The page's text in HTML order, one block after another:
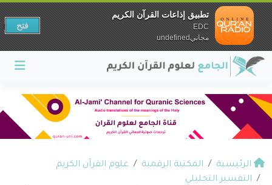
الرئيسية المكتبة الرقمية
علوم القرآن الكريم
التفسير التحليلي
تطبيق إذاعات القرآن الكريم
EDC
مجانيundefined
فتح